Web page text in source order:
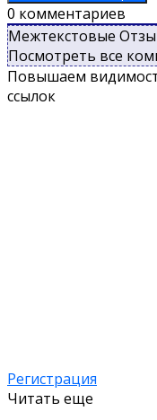
0 комментариев
Межтекстовые
Посмотреть все
Повышаем
ссылок
Регистрация
Читать еще